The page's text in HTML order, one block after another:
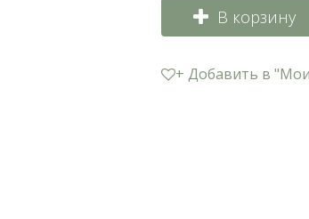
В корзину
+ Добавить в